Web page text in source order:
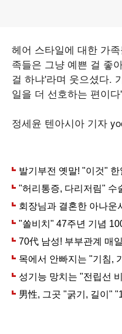
헤어 스타일에 대한 가
족들은 그냥 예쁜 걸 좋
걸 하냐'라며 웃으셨다.
일을 더 선호하는 편이
정세윤 텐아시아 기자